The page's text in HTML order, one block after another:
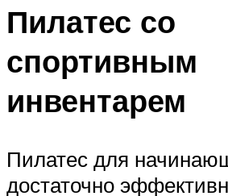
Пилатес со
спортивным
инвентарем
Пилатес для
достаточно